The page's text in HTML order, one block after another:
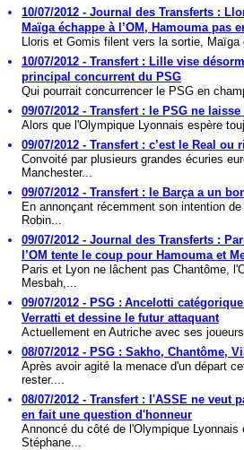
10/07/2012 - Journal des Transferts :
Maïga échappe à l’OM, Hamouma pas
Lloris et Gomis filent vers la sortie,
10/07/2012 - Transfert : Lille vise
principal concurrent du PSG
Qui pourrait concurrencer le PSG en
09/07/2012 - Transfert : le PSG ne
Alors que l'Olympique Lyonnais espère
09/07/2012 - Transfert : c’est le Real ou
Convoité par plusieurs grandes écuries
Manchester...
09/07/2012 - Transfert : le Barça a un
En annonçant récemment son intention
Robin...
09/07/2012 - Journal des Transferts :
l’OM tente le coup pour Hamouma et
Paris et Lyon ne lâchent pas Chantôme,
Mesbah,...
09/07/2012 - PSG : Ancelotti
Verratti et dessine le futur attaquant
Actuellement en Autriche avec ses
08/07/2012 - PSG : Sakho, Chantôme,
Après avoir agité la menace d'un départ
rester....
08/07/2012 - Transfert : l'ASSE ne veut
en fait une question d'honneur
Annoncé du côté de l'Olympique
Stéphane...